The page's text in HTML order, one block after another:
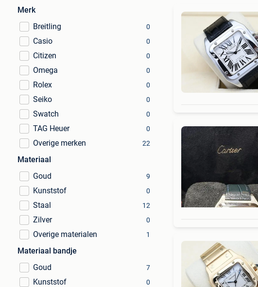
Merk
Breitling
0
Casio 0
Citizen 0
Omega 0
Rolex 0
Seiko 0
Swatch 0
TAG Heuer 0
Overige merken 22
Materiaal
Goud
9
Kunststof 0
Staal 12
Zilver 0
Overige materialen 1
Materiaal bandje
Goud
7
Kunststof 0